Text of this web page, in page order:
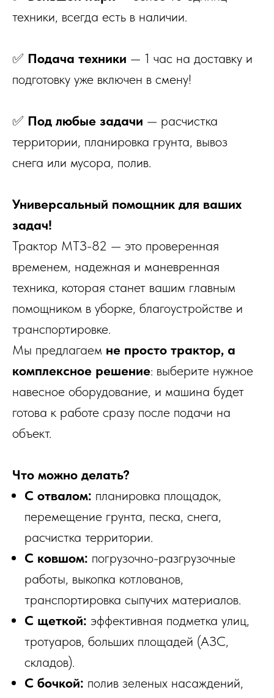
техники, всегда есть в наличии.
✅ Подача техники — 1 час на доставку и
подготовку уже включен в смену!
✅ Под любые задачи — расчистка
территории, планировка грунта, вывоз
снега или мусора, полив.
Универсальный помощник для ваших
задач!
Трактор МТЗ-82 — это проверенная
временем, надежная и маневренная
техника, которая станет вашим главным
помощником в уборке, благоустройстве и
транспортировке.
Мы предлагаем не просто трактор, а
комплексное решение: выберите нужное
навесное оборудование, и машина будет
готова к работе сразу после подачи на
объект.
Что можно делать?
С отвалом: планировка площадок,
перемещение грунта, песка, снега,
расчистка территории.
С ковшом: погрузочно-разгрузочные
работы, выкопка котлованов,
транспортировка сыпучих материалов.
С щеткой: эффективная подметка улиц,
тротуаров, больших площадей (АЗС,
складов).
С бочкой: полив зеленых насаждений,